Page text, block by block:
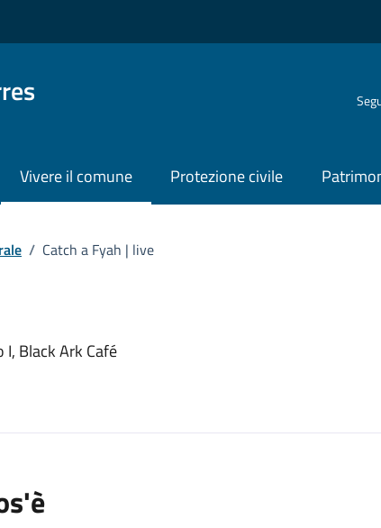
Vivere il comune Protezione civile
/ Catch a Fyah | live
Black Ark Café